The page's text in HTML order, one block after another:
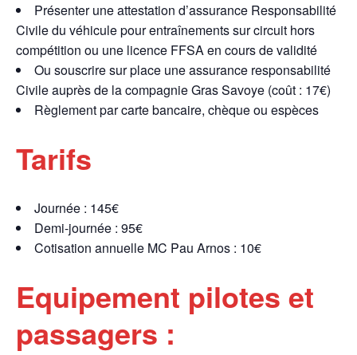
Présenter une attestation d’assurance Responsabilité
Civile du véhicule pour entraînements sur circuit hors
compétition ou une licence FFSA en cours de validité
Ou souscrire sur place une assurance responsabilité
Civile auprès de la compagnie Gras Savoye (coût : 17€)
Règlement par carte bancaire, chèque ou espèces
Tarifs
Journée : 145€
Demi-journée : 95€
Cotisation annuelle MC Pau Arnos : 10€
Equipement pilotes et
passagers :